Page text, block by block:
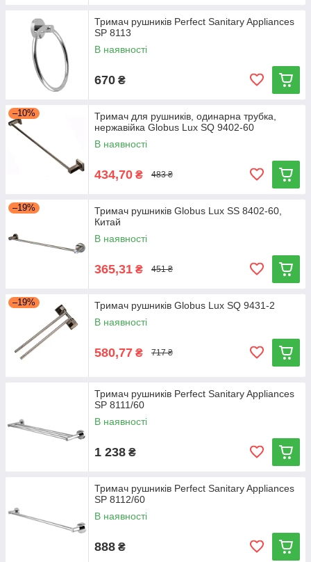
Тримач рушників Perfect Sanitary Appliances
SP 8113
В наявності
670 ₴
–10%
Тримач для рушників, одинарна трубка,
нержавійка Globus Lux SQ 9402-60
В наявності
434,70 ₴ 483 ₴
–19%
Тримач рушників Globus Lux SS 8402-60,
Китай
В наявності
365,31 ₴ 451 ₴
–19%
Тримач рушників Globus Lux SQ 9431-2
В наявності
580,77 ₴ 717 ₴
Тримач рушників Perfect Sanitary Appliances
SP 8111/60
В наявності
1 238 ₴
Тримач рушників Perfect Sanitary Appliances
SP 8112/60
В наявності
888 ₴